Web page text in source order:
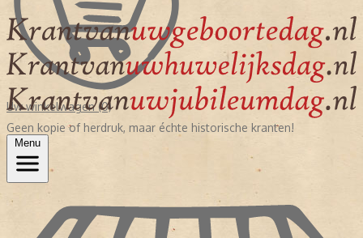
Uw winkelwagen (0)
Geen kopie of herdruk, maar échte historische kranten!
Menu